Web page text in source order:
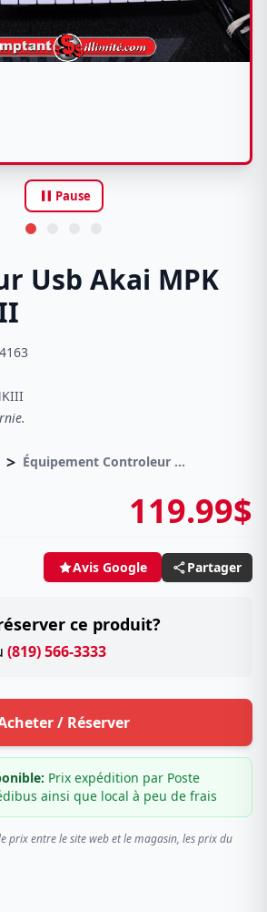
pause Pause
Usb Akai MPK
> Équipement Controleur USB/Midi
119.99$
Avis Google Partager
ce produit?
(819) 566-3333
/ Réserver
Prix expédition par Poste
ainsi que local à peu de frais
prix entre le site web et le magasin, les prix du